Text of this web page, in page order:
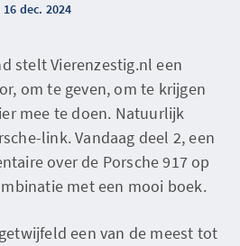
16 dec. 2024
stelt Vierenzestig.nl een
om te geven, om te krijgen
mee te doen. Natuurlijk
link. Vandaag deel 2, een
over de Porsche 917 op
met een mooi boek.
een van de meest tot